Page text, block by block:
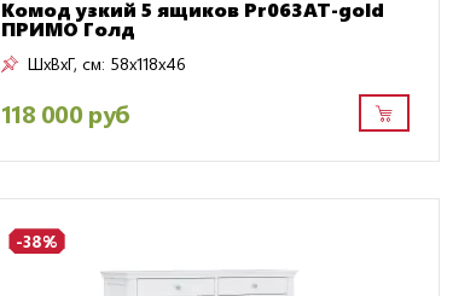
Комод узкий 5 ящиков Pr063AT-gold
ПРИМО Голд
ШxВxГ, см: 58x118x46
118 000 руб
-38%